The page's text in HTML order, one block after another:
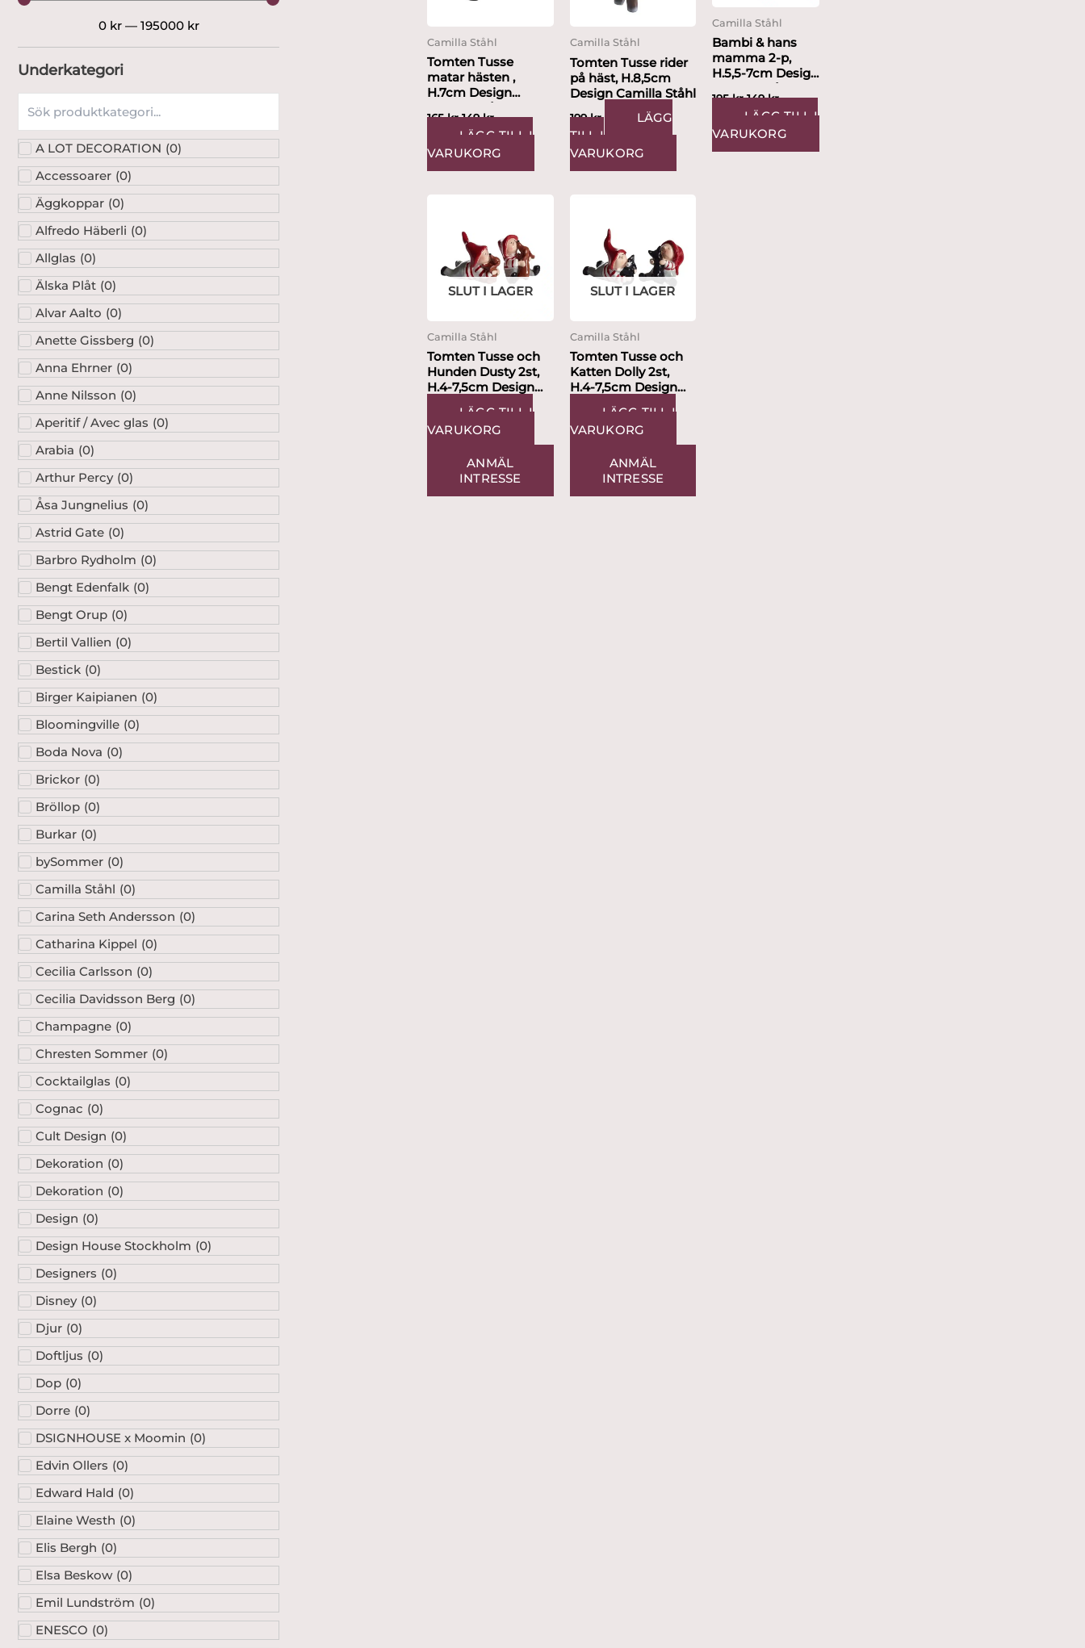
0 kr— 195000 kr
Underkategori
A LOT DECORATION (0)
Accessoarer (0)
Äggkoppar (0)
Alfredo Häberli (0)
Allglas (0)
Älska Plåt (0)
Alvar Aalto (0)
Anette Gissberg (0)
Anna Ehrner (0)
Anne Nilsson (0)
Aperitif / Avec glas (0)
Arabia (0)
Arthur Percy (0)
Åsa Jungnelius (0)
Astrid Gate (0)
Barbro Rydholm (0)
Bengt Edenfalk (0)
Bengt Orup (0)
Bertil Vallien (0)
Bestick (0)
Birger Kaipianen (0)
Bloomingville (0)
Boda Nova (0)
Brickor (0)
Bröllop (0)
Burkar (0)
bySommer (0)
Camilla Ståhl (0)
Carina Seth Andersson (0)
Catharina Kippel (0)
Cecilia Carlsson (0)
Cecilia Davidsson Berg (0)
Champagne (0)
Chresten Sommer (0)
Cocktailglas (0)
Cognac (0)
Cult Design (0)
Dekoration (0)
Dekoration (0)
Design (0)
Design House Stockholm (0)
Designers (0)
Disney (0)
Djur (0)
Doftljus (0)
Dop (0)
Dorre (0)
DSIGNHOUSE x Moomin (0)
Edvin Ollers (0)
Edward Hald (0)
Elaine Westh (0)
Elis Bergh (0)
Elsa Beskow (0)
Emil Lundström (0)
ENESCO (0)
Camilla Ståhl
Tomten Tusse
matar hästen ,
H.7cm Design
Camilla Ståhl
165kr 149kr
LÄGG TILL I
VARUKORG
Camilla Ståhl
Tomten Tusse rider
på häst, H.8,5cm
Design Camilla Ståhl
199kr
LÄGG
TILL I
VARUKORG
Camilla Ståhl
Bambi & hans
mamma 2-p,
H.5,5-7cm Design
195kr 149kr
LÄGG TILL I
VARUKORG
SLUT I LAGER
Camilla Ståhl
Tomten Tusse och
Hunden Dusty 2st,
H.4-7,5cm Design
Camilla Ståhl
LÄGG TILL I
VARUKORG
ANMÄL
INTRESSE
SLUT I LAGER
Camilla Ståhl
Tomten Tusse och
Katten Dolly 2st,
H.4-7,5cm Design
Camilla Ståhl
LÄGG TILL I
VARUKORG
ANMÄL
INTRESSE